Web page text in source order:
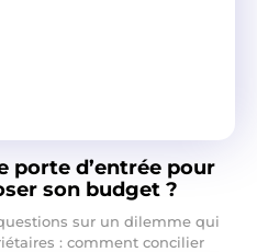
porte d’entrée pour
son budget ?
sur un dilemme qui
: comment concilier